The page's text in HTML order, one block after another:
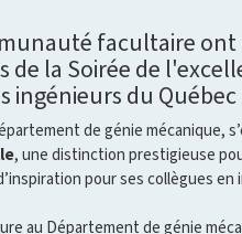
facultaire
de la Soirée de
ingénieurs du Québec
de génie mécanique,
, une distinction prestigieuse
pour ses collègues en
au Département de génie